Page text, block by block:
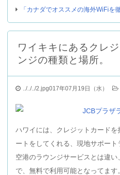
「カナダでオススメの海外WiFiを
ワイキキにあるクレ
ンジの種類と場所。
../../../2.jpg017年07月19日（水）
ハワイには、クレジットカード
ートをしてくれる、現地サポート
空港のラウンジサービスとは違
で、無料で利用可能となってま